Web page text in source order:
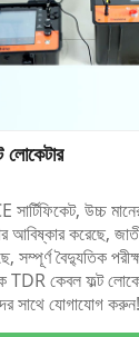
উচ্চ
আবিষ্কার করেছে,
সম্পূর্ণ বৈদ্যুতিক
কেবল ফল্ট
সাথে যোগাযোগ করুন!